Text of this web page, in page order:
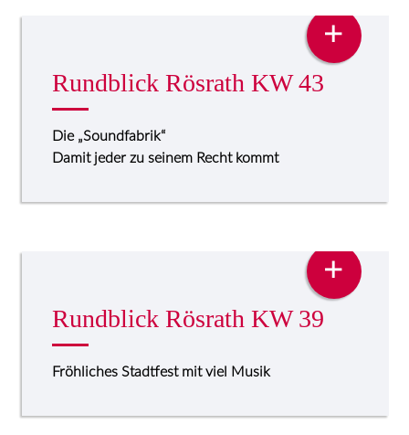
Rundblick Rösrath KW 43
Die „Soundfabrik“
Damit jeder zu seinem Recht kommt
+
Rundblick Rösrath KW 39
Fröhliches Stadtfest mit viel Musik
+